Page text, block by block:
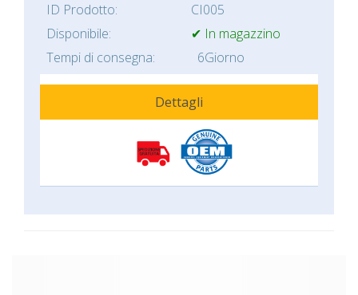
ID Prodotto:
CI005
Disponibile:
✔ In magazzino
Tempi di consegna:
6Giorno
Dettagli